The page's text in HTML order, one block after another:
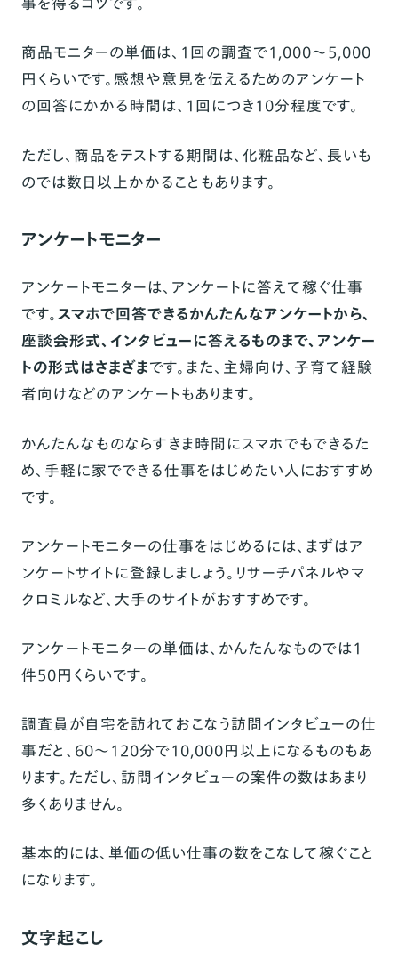
商品モニターの単価は、1回の調査で1,000～5,000
円くらいです。感想や意見を伝えるためのアンケート
の回答にかかる時間は、1回につき10分程度です。
ただし、商品をテストする期間は、化粧品など、長いも
のでは数日以上かかることもあります。
アンケートモニター
アンケートモニターは、アンケートに答えて稼ぐ仕事
です。スマホで回答できるかんたんなアンケートから、
座談会形式、インタビューに答えるものまで、アンケー
トの形式はさまざまです。また、主婦向け、子育て経験
者向けなどのアンケートもあります。
かんたんなものならすきま時間にスマホでもできるた
め、手軽に家でできる仕事をはじめたい人におすすめ
です。
アンケートモニターの仕事をはじめるには、まずはア
ンケートサイトに登録しましょう。リサーチパネルやマ
クロミルなど、大手のサイトがおすすめです。
アンケートモニターの単価は、かんたんなものでは1
件50円くらいです。
調査員が自宅を訪れておこなう訪問インタビューの仕
事だと、60～120分で10,000円以上になるものもあ
ります。ただし、訪問インタビューの案件の数はあまり
多くありません。
基本的には、単価の低い仕事の数をこなして稼ぐこと
になります。
文字起こし